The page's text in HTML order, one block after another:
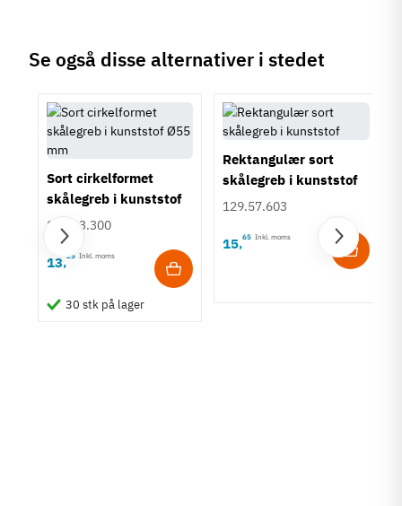
Se også disse alternativer i stedet
Sort cirkelformet
skålegreb i kunststof
Ø55 mm
158.23.300
13,25 Inkl. moms
30 stk på lager
Rektangulær sort
skålegreb i kunststof
129.57.603
15,65 Inkl. moms